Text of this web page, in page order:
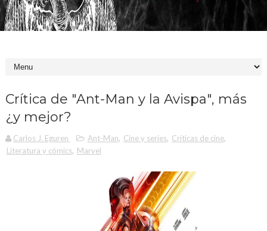
Crítica de "Ant-Man y la Avispa", más
¿y mejor?
Carlos J. Eguren Ant-Man, Cine y series, Críticas de cine,
Literatura y cómics, Marvel